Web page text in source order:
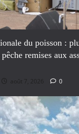
du poisson :
remises aux
août 7, 2026 0